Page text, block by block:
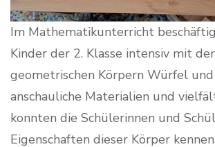
Im Mathematikunterricht
Kinder der 2. Klasse intensiv mit
geometrischen Körpern Würfel
anschauliche Materialien und
konnten die Schülerinnen und
Eigenschaften dieser Körper